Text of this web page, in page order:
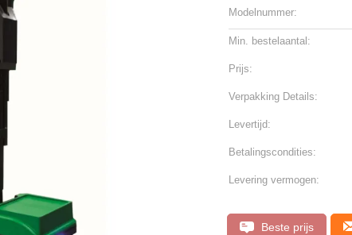
Modelnummer:
Min. bestelaantal:
Prijs:
Verpakking Details:
Levertijd:
Betalingscondities:
Levering vermogen:
Beste prijs